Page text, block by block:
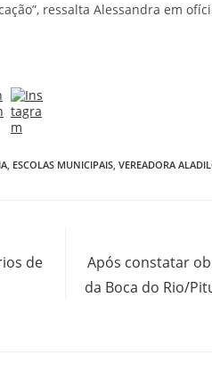
ressalta Alessandra em
, ESCOLAS MUNICIPAIS, VEREADORA
de
Após constatar
da Boca do Rio/